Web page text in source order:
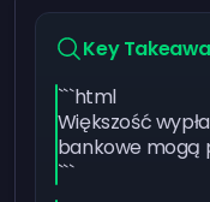
Key
```html
Większość
bankowe mogą
```